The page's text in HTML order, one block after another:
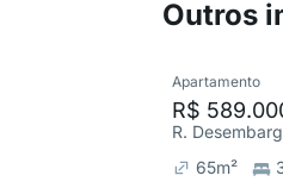
Outros
Apartamento
R$
65m²